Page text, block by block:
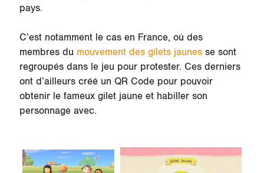
pays.
C’est notamment le cas en France, où des
membres du mouvement des gilets jaunesse sont
regroupés dans le jeu pour protester. Ces derniers
ont d’ailleurs créé un QR Code pour pouvoir
obtenir le fameux gilet jaune et habiller son
personnage avec.